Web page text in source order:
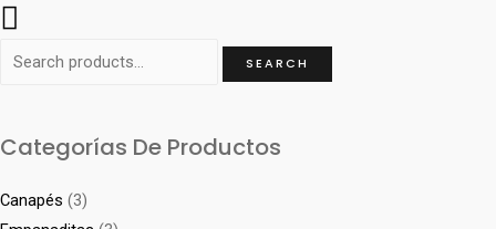
Search
SEARCH
Categorías De Productos
Canapés (3)